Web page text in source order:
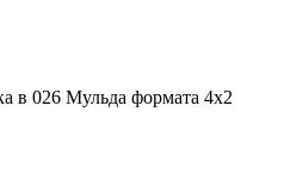
в 026 Мульда формата 4х2